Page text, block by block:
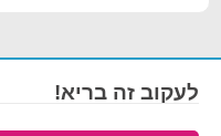
לעקוב זה בריא!